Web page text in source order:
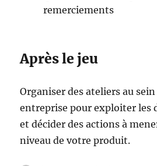
remerciements
Après le jeu
Organiser des ateliers au
entreprise pour exploiter les
et décider des actions à
niveau de votre produit.